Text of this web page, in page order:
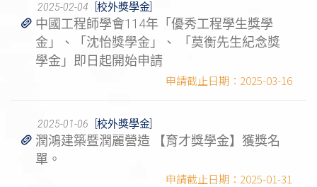
2025-02-04 [校外獎學金]
中國工程師學會114年「優秀工程學生獎學
金」、「沈怡獎學金」、 「莫衡先生紀念獎
學金」即日起開始申請
2025-03-16
2025-01-06 [校外獎學金]
潤鴻建築暨潤麗營造 【育才獎學金】獲獎名
單。
2025-01-31